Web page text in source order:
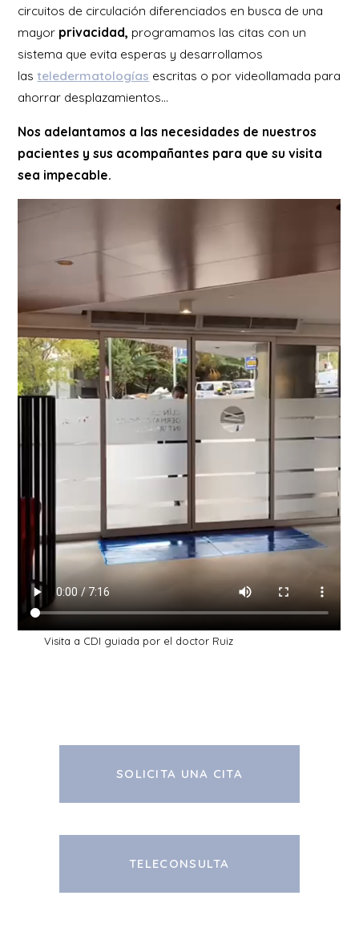
circuitos de circulación diferenciados en busca de una
mayor privacidad, programamos las citas con un
sistema que evita esperas y desarrollamos
lasteledermatologías escritas o por videollamada para
ahorrar desplazamientos…
Nos adelantamos a las necesidades de nuestros
pacientes y sus acompañantes para que su visita
sea impecable.
Visita a CDI guiada por el doctor Ruiz
SOLICITA UNA CITA
TELECONSULTA